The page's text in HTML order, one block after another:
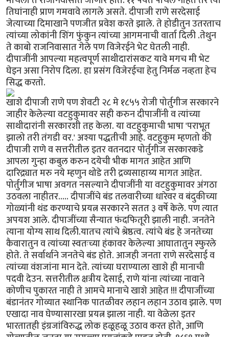
तिघांनाही प्राण गमवावे लागले असते. दीपाजी राणे सरदेसाई
जेत्याच्या दिमाखाने पणजीत प्रवेश करते झाले. ते होडीतुन उतरताच
त्यांच्या लोकांनी शिंग फुंकुन त्यांच्या आगमनाची वार्ता दिली .तेथुन
ते काबो राजनिवासात गेले पण विजेरईने भेट घेतली नाही.
दीपाजींनी आपल्या महत्वपूर्ण साथीदारांसकट यावे मगच मी भेट
घेइन असा निरोप दिला. हा प्रसंग विजेरईचा हेतु निर्मळ नव्हता हेच
सिद्ध करतो.
खाशे दीपाजी राणे पण शेवटी २८ मे १८५५ रोजी पोर्तुगीज सरकारने
जाहीर केलेल्या वटहुकुमावर सही करुन दीपाजींनी व त्यांच्या
साथीदारांनी सरकारशी तह केला. या वटहुकुमाची भाषा 'पराभूत
झालो तरी तंगडी वर.' अश्या पद्धतीची आहे. वटहुकुम म्हणतो की
दीपाजी राणे व सत्तरीतील इतर वतनदार पोर्तुगीज सरकारकडे
आपला गुन्हा कबुल करुन दयेची भीक मागत आहेत आणि
दारिद्र्यात मरु नये म्हणुन थोडे तरी द्रव्यसाहाय्य मागत आहेत.
पोर्तुगीज भाषा अवगत नसल्याने दीपाजींनी या वटहुकुमावर अंगठा
उठवला नाहीतर..... दीपाजींचे बंड तलवारीच्या धारेवर व बंदुकीच्या
गोळ्यांनी थंड करण्याचे प्रयत्न सरकारने सतत ३ वर्षे केले. पण त्यात
अपयश आले. दीपाजींच्या सैन्यात फंदफितूरी झाली नाही. जनतेने
त्याना योग्य साथ दिली.यातच त्यांचे श्रेष्ठत्व. त्यांचे बंड हे जनतेच्या
कैवारातुन व त्यांच्या स्वतःच्या हंकावर केलेल्या आघातातुन स्फुरले
होते. ते सर्वार्थाने जनतेचे बंड होते. आजही जनता राणे सरदेसाई व
त्यांच्या वंशजांना मान देते. त्यांच्या घराण्याला खाशे ही मानाची
पदवी देउन. सत्तरीतील क्षत्रीय देसाई, राणे यांना त्यांच्या नावाने
कोणीच पुकारत नाही ते आमचे मानाचे खाशे आहेत !!! दीपाजींच्या
बंडानंतर गोव्यात स्थानिक पातळीवर लहान लहान उठाव झाले. पण
एखादा नाव घेण्यासारखा प्रयत्न झाला नाही. या वेळेला इतर
भारतातही इंग्रजांविरुद्ध लोक हळूहळू उठाव करत होते, आणि